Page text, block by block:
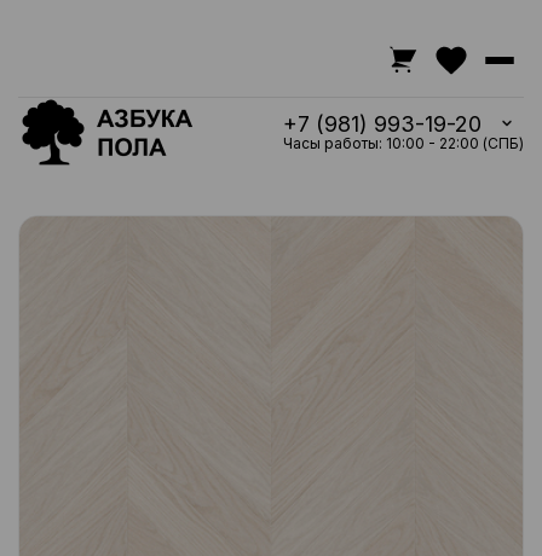
+7 (981) 993-19-20
Часы работы: 10:00 - 22:00 (СПБ)